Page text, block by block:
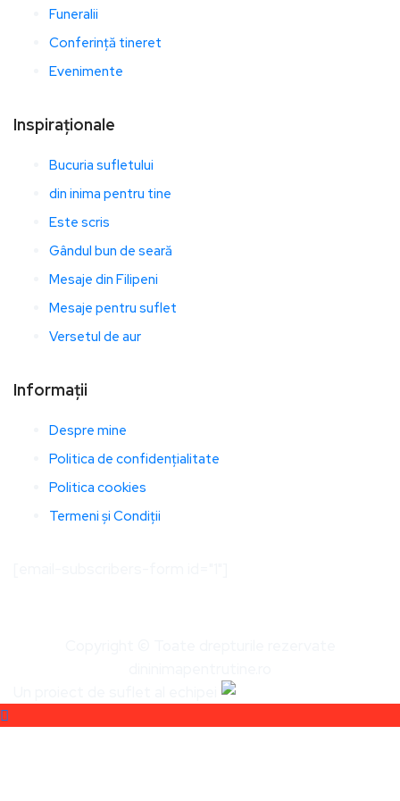
Funeralii
Conferință tineret
Evenimente
Inspiraționale
Bucuria sufletului
din inima pentru tine
Este scris
Gândul bun de seară
Mesaje din Filipeni
Mesaje pentru suflet
Versetul de aur
Informații
Despre mine
Politica de confidențialitate
Politica cookies
Termeni și Condiții